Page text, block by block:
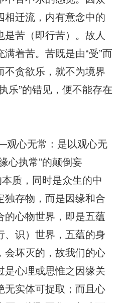
相迁流，内有意念中的
苦（即行苦）。故人
着苦。苦既是由“受”而
不贪欲乐，就不为境界
乐”的错见，便不能存在
心无常：是以观心无
心执常”的颠倒妄
本质，同时是众生的中
独存物，而是因缘和合
的心物世界，即是五蕴
、识）世界，五蕴的身
会坏灭的，故我们的心
是心理或思惟之因缘关
无实体可捉取；而且心